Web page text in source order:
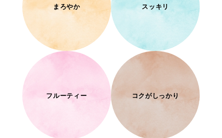
まろやか スッキリ
フルーティー コクがしっかり